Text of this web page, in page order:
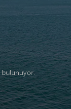
bulunuyor.